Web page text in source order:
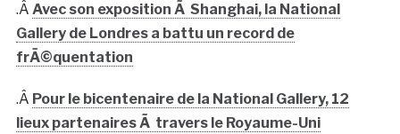
.Â Avec son exposition Ã Shanghai, la National
Gallery de Londres a battu un record de
frÃ©quentation
.Â Pour le bicentenaire de la National Gallery, 12
lieux partenaires Ã travers le Royaume-Uni